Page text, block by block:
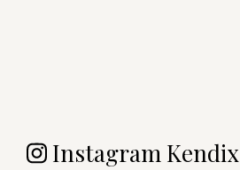
Instagram Kendix